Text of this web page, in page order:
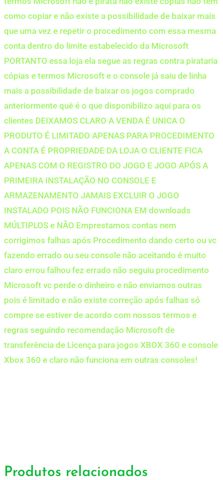
como copiar e não existe a possibilidade de baixar mais
que uma vez e repetir o procedimento com essa mesma
conta dentro do limite estabelecido da Microsoft
PORTANTO essa loja ela segue as regras contra pirataria
cópias e termos Microsoft e o console já saiu de linha
mais a possibilidade de baixar os jogos comprado
anteriormente quê é o que disponibilizo aqui para os
clientes DEIXAMOS CLARO A VENDA É UNICA O
PRODUTO É LIMITADO APENAS PARA PROCEDIMENTO
A CONTA É PROPRIEDADE DA LOJA O CLIENTE FICA
APENAS COM O REGISTRO DO JOGO E JOGO APÓS A
PRIMEIRA INSTALAÇÃO NO CONSOLE E
ARMAZENAMENTO JAMAIS EXCLUIR O JOGO
INSTALADO POIS NÃO FUNCIONA EM downloads
MÚLTIPLOS e NÃO Emprestamos contas nem
corrigimos falhas após Procedimento dando certo ou vc
fazendo errado ou seu console não aceitando é muito
claro errou falhou fez errado não seguiu procedimento
Microsoft vc perde o dinheiro e não enviamos outras
pois é limitado e não existe correção após falhas só
compre se estiver de acordo com nossos termos e
regras seguindo recomendação Microsoft de
transferência de Licença para jogos XBOX 360 e console
Xbox 360 e claro não funciona em outras consoles!
Produtos relacionados